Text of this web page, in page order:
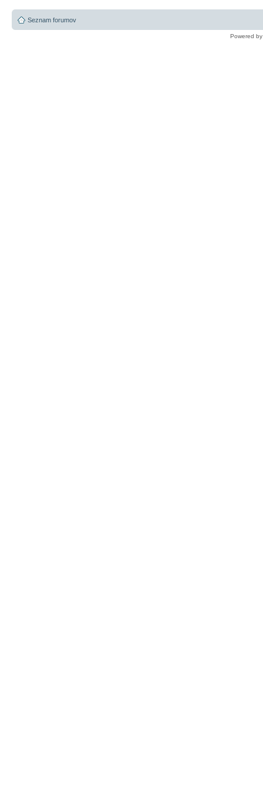
Seznam forumov
Powered